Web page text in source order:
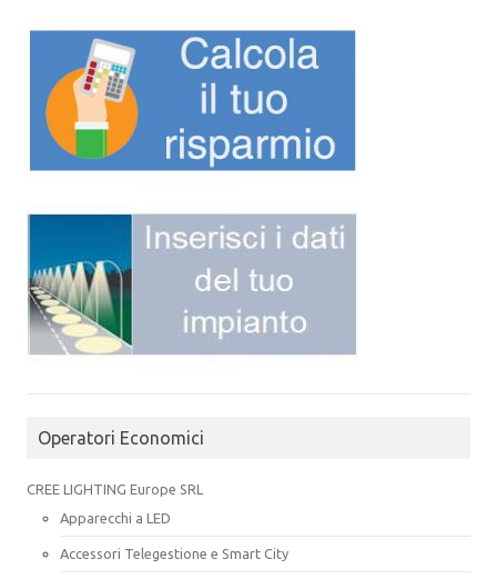
Operatori Economici
CREE LIGHTING Europe SRL
Apparecchi a LED
Accessori Telegestione e Smart City